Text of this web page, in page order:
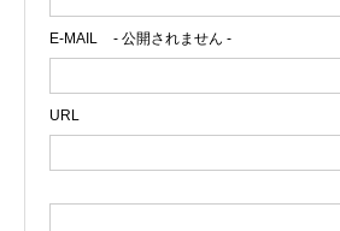
E-MAIL - 公開されません -
URL